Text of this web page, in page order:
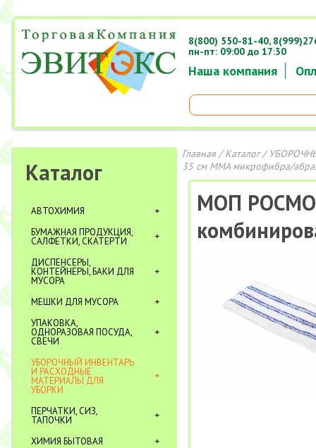
Наша компания
8(800) 550-81-40,
пн-пт: 09:00 до 17:30
Каталог
АВТОХИМИЯ
БУМАЖНАЯ ПРОДУКЦИЯ,
САЛФЕТКИ, СКАТЕРТИ
ДИСПЕНСЕРЫ,
КОНТЕЙНЕРЫ, БАКИ ДЛЯ
МУСОРА
МЕШКИ ДЛЯ МУСОРА
УПАКОВКА,
ОДНОРАЗОВАЯ ПОСУДА,
СВЕЧИ
УБОРОЧНЫЙ ИНВЕНТАРЬ
И РАСХОДНЫЕ
МАТЕРИАЛЫ ДЛЯ
УБОРКИ
ПЕРЧАТКИ, СИЗ,
ТАПОЧКИ
ХИМИЯ БЫТОВАЯ
Главная/Каталог/
35 см MMA микрофибра/
МОП